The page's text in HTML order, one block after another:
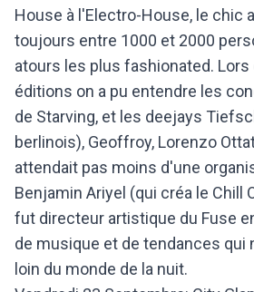
House à l'Electro-House, le chic
toujours entre 1000 et 2000
atours les plus fashionated.
éditions on a pu entendre les
de Starving, et les deejays
berlinois), Geoffroy, Lorenzo
attendait pas moins d'une
Benjamin Ariyel (qui créa le Chill
fut directeur artistique du Fuse
de musique et de tendances qui
loin du monde de la nuit.